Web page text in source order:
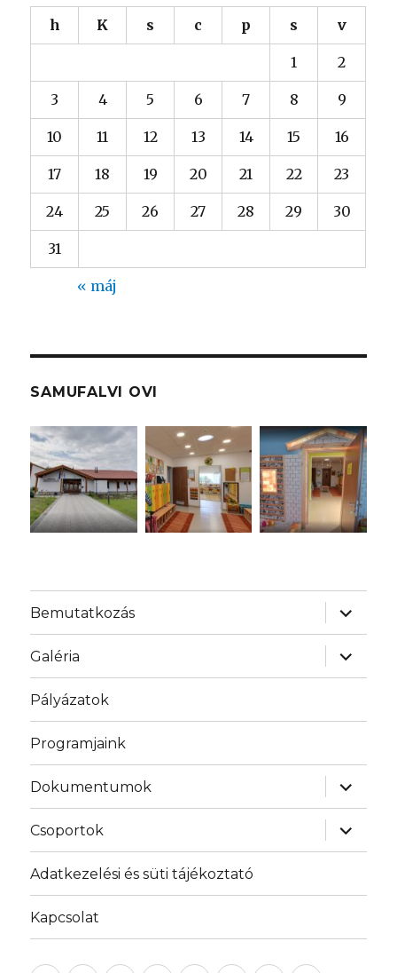
h K s c p s v
1 2
3 4 5 6 7 8 9
10 11 12 13 14 15 16
17 18 19 20 21 22 23
24 25 26 27 28 29 30
31
« máj
SAMUFALVI OVI
Bemutatkozás
almenü
Galéria
almenü
Pályázatok
Programjaink
Dokumentumok
almenü
Csoportok
almenü
Adatkezelési és süti tájékoztató
Kapcsolat